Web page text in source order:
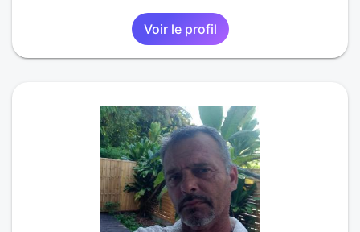
Voir le profil